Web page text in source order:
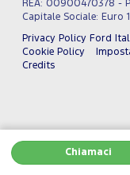
Chiamaci
REA: 00900470378 -
Capitale Sociale: Euro
Privacy Policy Ford
Cookie Policy
Credits